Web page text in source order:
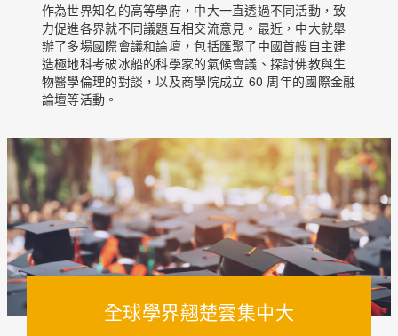
作為世界知名的高等學府，中大一直透過不同活動，致
力促進各界就不同議題互相交流意見。最近，中大就舉
辦了多場國際會議和論壇，包括匯聚了中國首艘自主建
造極地科考破冰船的科學家的氣候會議、探討佛教與生
物醫學倫理的對談，以及商學院成立 60 周年的國際金融
論壇等活動。
全球學界翹楚雲集中大